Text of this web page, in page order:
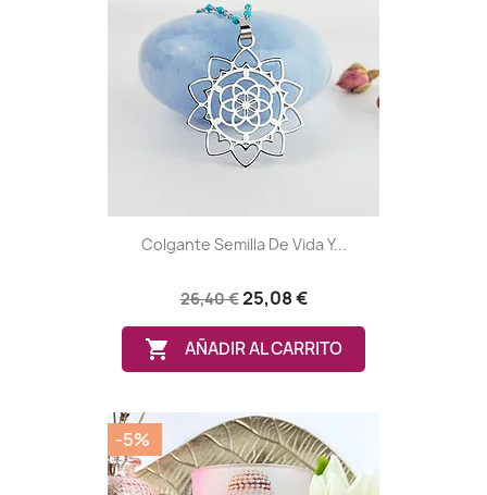
Colgante Semilla De Vida Y...
26,40 €25,08 €
 AÑADIR AL CARRITO
-5%